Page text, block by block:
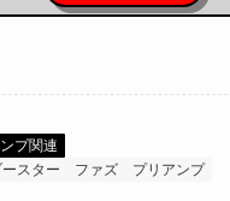
プ関連
ースター ファズ プリアンプ